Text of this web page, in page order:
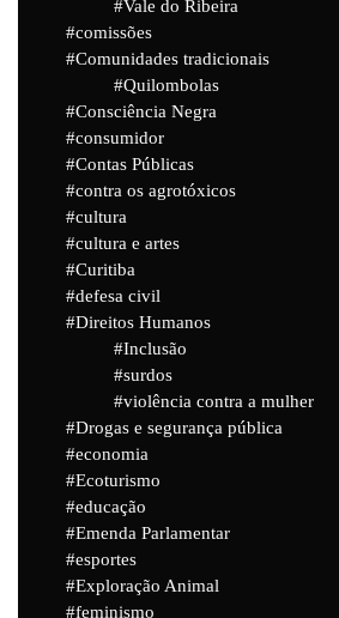
Vale do Ribeira
comissões
Comunidades tradicionais
Quilombolas
Consciência Negra
consumidor
Contas Públicas
contra os agrotóxicos
cultura
cultura e artes
Curitiba
defesa civil
Direitos Humanos
Inclusão
surdos
violência contra a mulher
Drogas e segurança pública
economia
Ecoturismo
educação
Emenda Parlamentar
esportes
Exploração Animal
feminismo